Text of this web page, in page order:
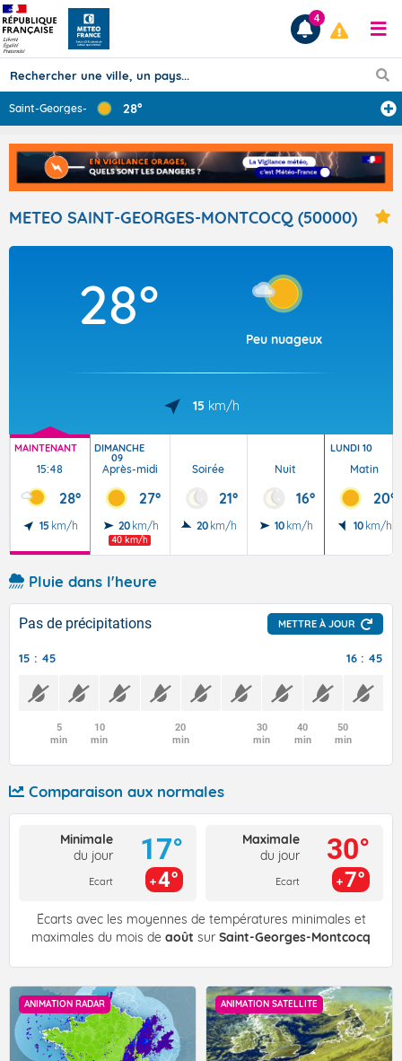
Prévisions
TOUS LES RÉSULTATS
Articles
4
Saint-Georges-M ... 28°
METEO SAINT-GEORGES-MONTCOCQ (50000)
28°
Peu nuageux
15 km/h
MAINTENANT
15:48
28°
15 km/h
DIMANCHE
09
Après-midi
27°
20 km/h
40 km/h
Soirée
21°
20 km/h
Nuit
16°
10 km/h
LUNDI 10
Matin
20°
10 km/h
Pluie dans l'heure
Pas de précipitations METTRE À JOUR
15 : 45 16 : 45
5
min
10
min
20
min
30
min
40
min
50
min
Comparaison aux normales
Minimale
du jour
Ecart
17°
4°
Maximale
du jour
Ecart
30°
7°
Écarts avec les moyennes de températures minimales et
maximales du mois de août sur Saint-Georges-Montcocq
ANIMATION RADAR ANIMATION SATELLITE